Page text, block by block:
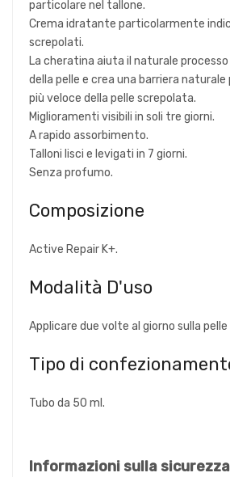
particolare nel tallone.
Crema idratante particolarmente
screpolati.
La cheratina aiuta il naturale
della pelle e crea una barriera naturale
più veloce della pelle screpolata.
Miglioramenti visibili in soli tre giorni.
A rapido assorbimento.
Talloni lisci e levigati in 7 giorni.
Senza profumo.
Composizione
Active Repair K+.
Modalità D'uso
Applicare due volte al giorno sulla
Tipo di
Tubo da 50 ml.
Informazioni sulla sicurezza